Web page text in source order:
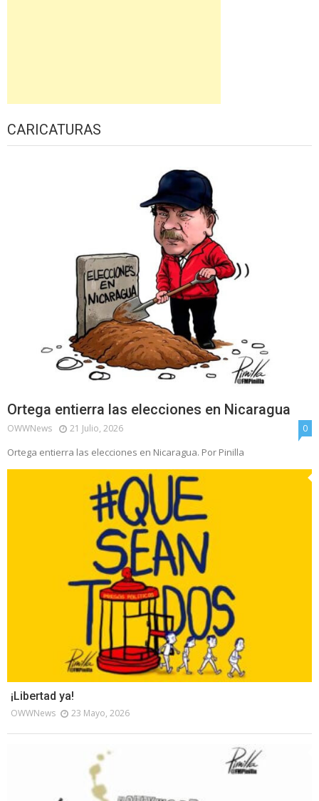
CARICATURAS
Ortega entierra las elecciones en Nicaragua
OWWNews 21 Julio, 2026 0
Ortega entierra las elecciones en Nicaragua. Por Pinilla
¡Libertad ya!
OWWNews 23 Mayo, 2026